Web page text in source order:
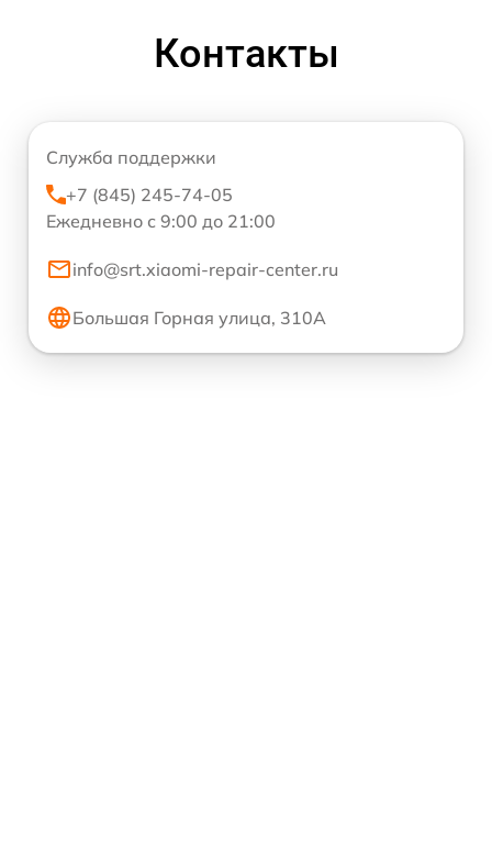
Контакты
Служба поддержки
+7 (845) 245-74-05
Ежедневно с 9:00 до 21:00
info@srt.xiaomi-repair-center.ru
Большая Горная улица, 310А